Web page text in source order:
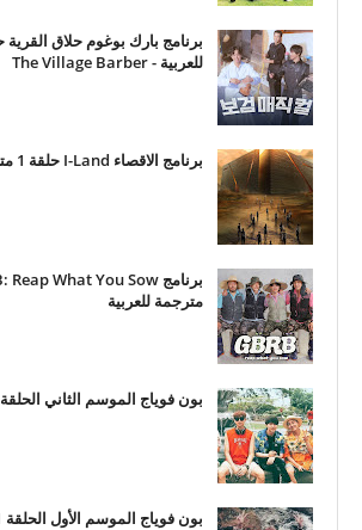
للعربية - The Village Barber
برنامج الاقصاء I-Land حلقة 1 مترجمة للعربية
مترجمة للعربية
بون فوياج الموسم الثاني الحلقة 2 مترجمة للعربية
بون فوياج الموسم الأول الحلقة 1 مترجم للعربية